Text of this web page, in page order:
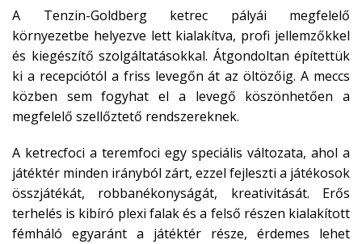
A Tenzin-Goldberg ketrec pályái megfelelő
környezetbe helyezve lett kialakítva, profi jellemzőkkel
és kiegészítő szolgáltatásokkal. Átgondoltan építettük
ki a recepciótól a friss levegőn át az öltözőig. A meccs
közben sem fogyhat el a levegő köszönhetően a
megfelelő szellőztető rendszereknek.
A ketrecfoci a teremfoci egy speciális változata, ahol a
játéktér minden irányból zárt, ezzel fejleszti a játékosok
összjátékát, robbanékonyságát, kreativitását. Erős
terhelés is kibíró plexi falak és a felső részen kialakított
fémháló egyaránt a játéktér része, érdemes lehet